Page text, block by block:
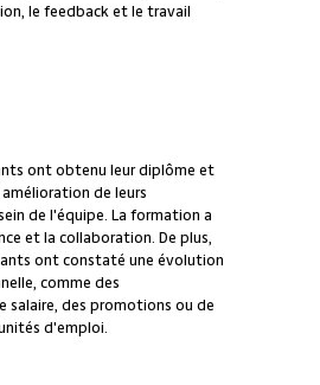
le feedback et le travail
ont obtenu leur diplôme et
de leurs
de l'équipe. La formation a
et la collaboration. De plus,
ont constaté une évolution
comme des
salaire, des promotions ou de
d'emploi.